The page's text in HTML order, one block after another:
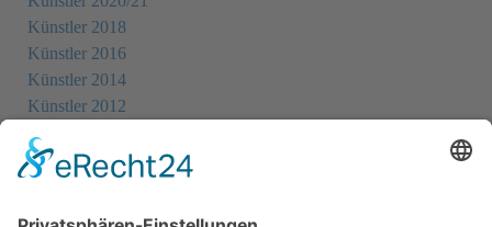
Künstler 2018
Künstler 2016
Künstler 2014
Künstler 2012
Künstler 2010
Künstler 2008